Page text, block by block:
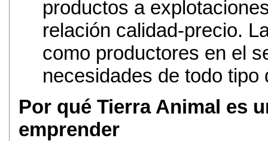
productos a
relación calidad-precio.
como productores en el
necesidades de todo tipo
Por qué Tierra Animal es
emprender